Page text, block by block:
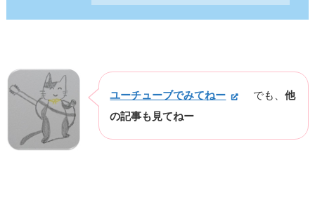
ユーチューブでみてねー でも、他
の記事も見てねー